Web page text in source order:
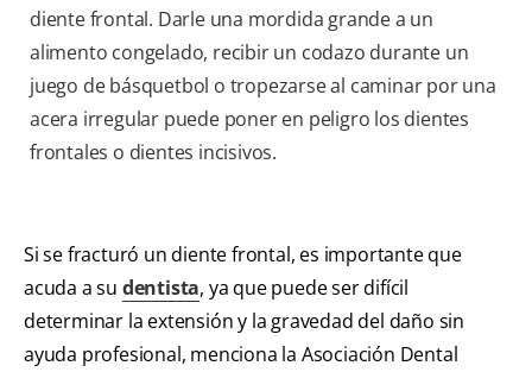
diente frontal. Darle una mordida grande a un
alimento congelado, recibir un codazo durante un
juego de básquetbol o tropezarse al caminar por una
acera irregular puede poner en peligro los dientes
frontales o dientes incisivos.
Si se fracturó un diente frontal, es importante que
acuda a su dentista, ya que puede ser difícil
determinar la extensión y la gravedad del daño sin
ayuda profesional, menciona la Asociación Dental